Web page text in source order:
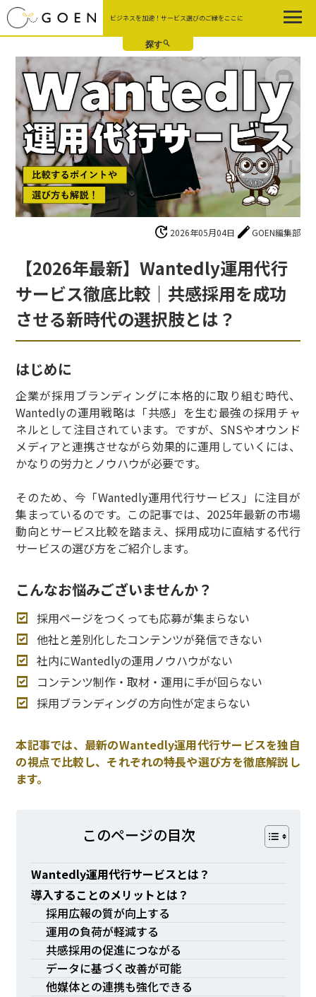
Skip
to
the
content
ビジネスを加速！サービス選びのご縁をここに
update 2026年05月04日 editGOEN編集部
【2026年最新】Wantedly運用代行
サービス徹底比較｜共感採用を成功
させる新時代の選択肢とは？
はじめに
企業が採用ブランディングに本格的に取り組む時代、
Wantedlyの運用戦略は「共感」を生む最強の採用チャ
ネルとして注目されています。ですが、SNSやオウンド
メディアと連携させながら効果的に運用していくには、
かなりの労力とノウハウが必要です。
そのため、今「Wantedly運用代行サービス」に注目が
集まっているのです。この記事では、2025年最新の市場
動向とサービス比較を踏まえ、採用成功に直結する代行
サービスの選び方をご紹介します。
こんなお悩みございませんか？
採用ページをつくっても応募が集まらない
他社と差別化したコンテンツが発信できない
社内にWantedlyの運用ノウハウがない
コンテンツ制作・取材・運用に手が回らない
採用ブランディングの方向性が定まらない
本記事では、最新のWantedly運用代行サービスを独自
の視点で比較し、それぞれの特長や選び方を徹底解説し
ます。
このページの⽬次
Wantedly運用代行サービスとは？
導入することのメリットとは？
採用広報の質が向上する
運用の負荷が軽減する
共感採用の促進につながる
データに基づく改善が可能
他媒体との連携も強化できる